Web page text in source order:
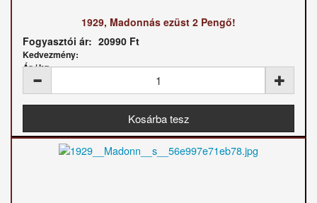
1929, Madonnás ezüst 2 Pengő!
Fogyasztói ár: 20990 Ft
Kedvezmény:
Ár / kg: